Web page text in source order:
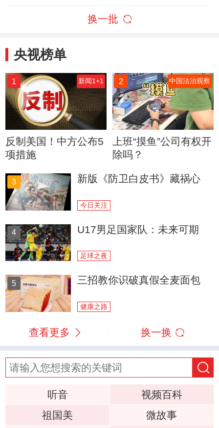
换一批
央视榜单
1 新闻1+1
反制美国！中方公布5
项措施
2 中国法治观察
上班“摸鱼”公司有权开
除吗？
3 新版《防卫白皮书》藏祸心
今日关注
4 U17男足国家队：未来可期
足球之夜
5 三招教你识破真假全麦面包
健康之路
查看更多 换一换
听音
视频百科
祖国美
微故事